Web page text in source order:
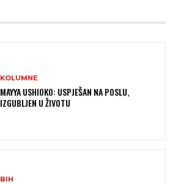
KOLUMNE
MAYYA USHIOKO: USPJEŠAN NA POSLU,
IZGUBLJEN U ŽIVOTU
BIH